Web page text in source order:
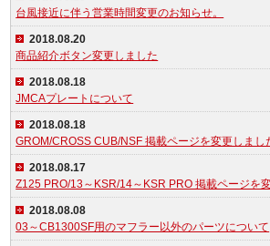
台風接近に伴う営業時間変更のお知らせ。
2018.08.20
商品紹介ボタン変更しました
2018.08.18
JMCAプレートについて
2018.08.18
GROM/CROSS CUB/NSF 掲載ページを変更しまし
2018.08.17
Z125 PRO/13～KSR/14～KSR PRO 掲載ページを
2018.08.08
03～CB1300SF用のマフラー以外のパーツについて